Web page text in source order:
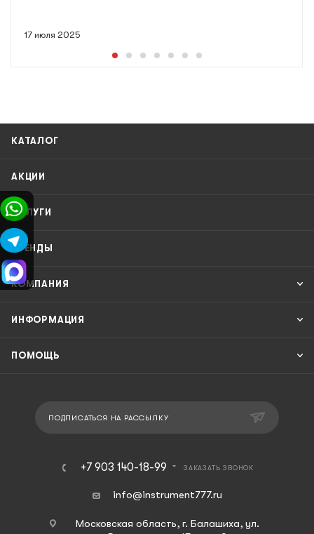
17 июля 2025
КАТАЛОГ
АКЦИИ
УСЛУГИ
БРЕНДЫ
КОМПАНИЯ
ИНФОРМАЦИЯ
ПОМОЩЬ
ПОДПИСАТЬСЯ НА РАССЫЛКУ
+7 903 140-18-99 ЗАКАЗАТЬ ЗВОНОК
info@instrument777.ru
Московская область, г. Балашиха, ул.